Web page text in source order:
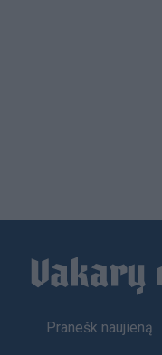
Footer
Pranešk naujieną